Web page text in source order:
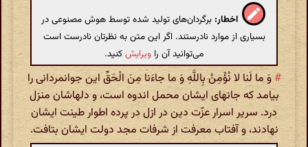
اخطار: برگردان‌های تولید شده توسط هوش مصنوعی در
بسیاری از موارد نادرستند. اگر این متن به نظرتان نادرست است
می‌توانید آن را ویرایشکنید.
# وَ ما لَنا لا نُؤْمِنُ بِاللَّهِ وَ ما جاءَنا مِنَ الْحَقِّ این جوانمردانی را
بیامد که جانهای ایشان محمل اندوه است، و دلهاشان منزل
درد. سریر اسرار عزّت دین در ازل در پرده اطوار طینت ایشان
نهادند، و آفتاب معرفت از شرفات مجد دولت ایشان بتافت.